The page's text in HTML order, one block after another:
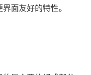
面友好的特性。